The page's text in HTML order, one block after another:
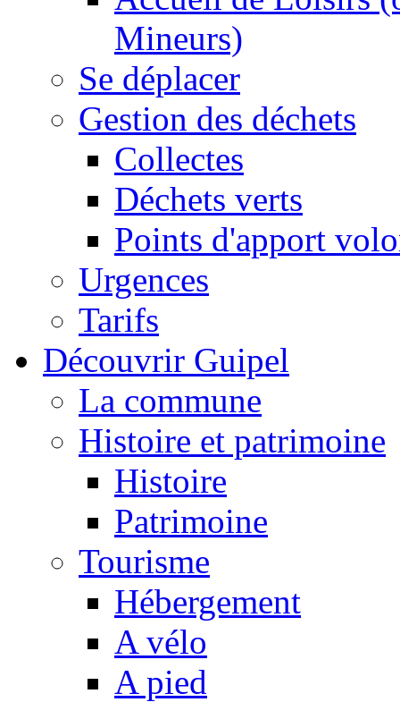
Mineurs)
Se déplacer
Gestion des déchets
Collectes
Déchets verts
Points d'apport
Urgences
Tarifs
Découvrir Guipel
La commune
Histoire et patrimoine
Histoire
Patrimoine
Tourisme
Hébergement
A vélo
A pied